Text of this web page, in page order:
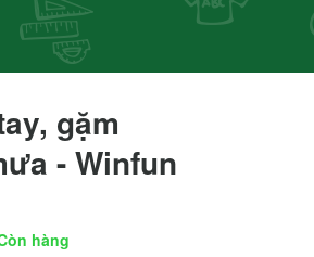
gặm
- Winfun
hàng